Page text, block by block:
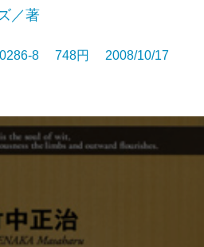
／著
8 748円 2008/10/17